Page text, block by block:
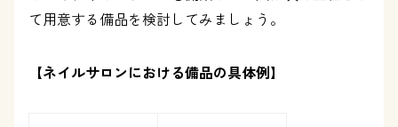
て用意する備品を検討してみましょう。
【ネイルサロンにおける備品の具体例】